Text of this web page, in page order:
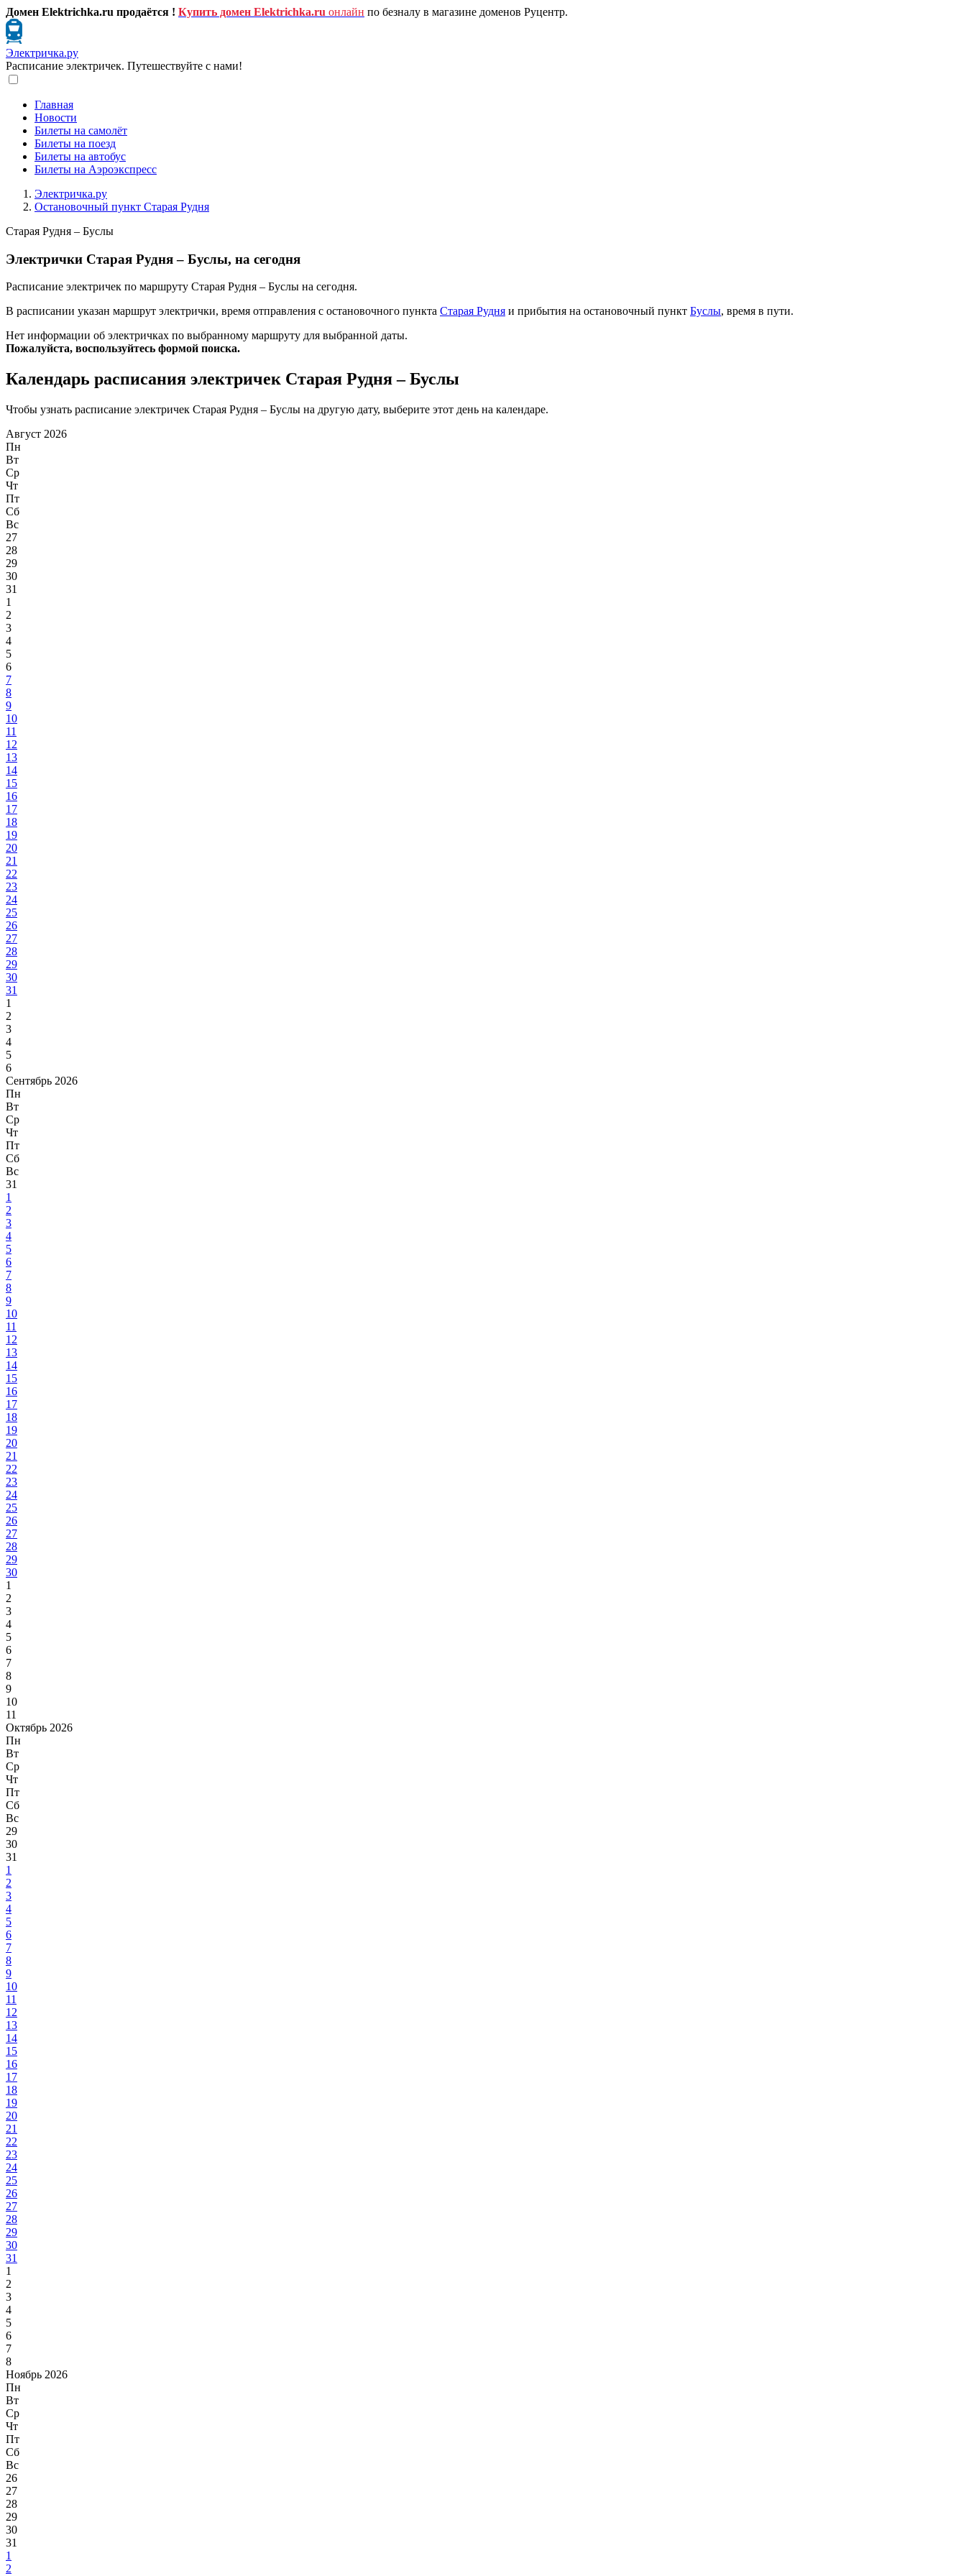
Домен Elektrichka.ru продаётся ! Купить домен Elektrichka.ru онлайн по безналу в магазине доменов Руцентр.
Электричка.ру
Расписание электричек. Путешествуйте с нами!
Главная
Новости
Билеты на самолёт
Билеты на поезд
Билеты на автобус
Билеты на Аэроэкспресс
Электричка.ру
Остановочный пункт Старая Рудня
Старая Рудня – Буслы
Электрички Старая Рудня – Буслы, на сегодня
Расписание электричек по маршруту Старая Рудня – Буслы на сегодня.
В расписании указан маршрут электрички, время отправления с остановочного пункта Старая Рудня и прибытия на остановочный пункт Буслы, время в пути.
Нет информации об электричках по выбранному маршруту для выбранной даты.
Пожалуйста, воспользуйтесь формой поиска.
Календарь расписания электричек Старая Рудня – Буслы
Чтобы узнать расписание электричек Старая Рудня – Буслы на другую дату, выберите этот день на календаре.
Август 2026
Пн
Вт
Ср
Чт
Пт
Сб
Вс
27
28
29
30
31
1
2
3
4
5
6
7
8
9
10
11
12
13
14
15
16
17
18
19
20
21
22
23
24
25
26
27
28
29
30
31
1
2
3
4
5
6
Сентябрь 2026
Пн
Вт
Ср
Чт
Пт
Сб
Вс
31
1
2
3
4
5
6
7
8
9
10
11
12
13
14
15
16
17
18
19
20
21
22
23
24
25
26
27
28
29
30
1
2
3
4
5
6
7
8
9
10
11
Октябрь 2026
Пн
Вт
Ср
Чт
Пт
Сб
Вс
29
30
31
1
2
3
4
5
6
7
8
9
10
11
12
13
14
15
16
17
18
19
20
21
22
23
24
25
26
27
28
29
30
31
1
2
3
4
5
6
7
8
Ноябрь 2026
Пн
Вт
Ср
Чт
Пт
Сб
Вс
26
27
28
29
30
31
1
2